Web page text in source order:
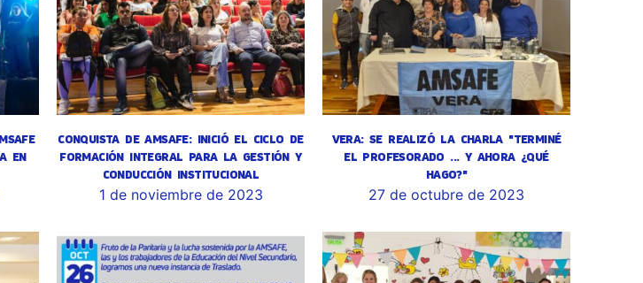
EN
CONQUISTA DE AMSAFE: INICIÓ EL CICLO DE
FORMACIÓN INTEGRAL PARA LA GESTIÓN Y
CONDUCCIÓN INSTITUCIONAL
1 de noviembre de 2023
VERA: SE REALIZÓ LA CHARLA "TERMINÉ
EL PROFESORADO ... Y AHORA ¿QUÉ
HAGO?"
27 de octubre de 2023